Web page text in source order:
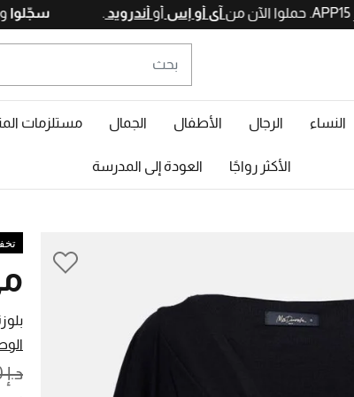
آي أو إسأوأندرويد .
النساء الرجال الأطفال الجمال مستلزمات
الأكثر رواجًا العودة إلى المدرسة
د.إ 1.395,00